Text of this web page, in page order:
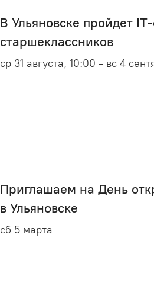
В Ульяновске пройдет
старшеклассников
ср 31 августа, 10:00 - вс 4
Приглашаем на День
в Ульяновске
сб 5 марта